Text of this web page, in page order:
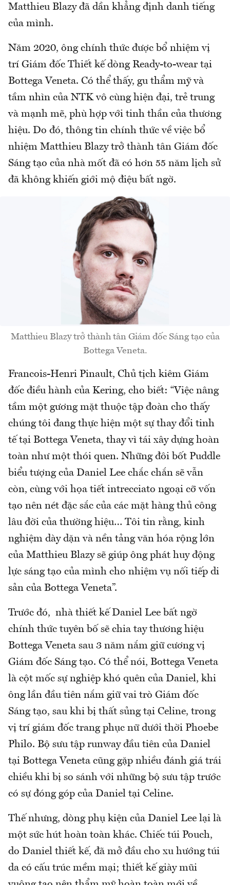
Matthieu Blazy đã dần khẳng định danh tiếng
của mình.
Năm 2020, ông chính thức được bổ nhiệm vị
trí Giám đốc Thiết kế dòng Ready-to-wear tại
Bottega Veneta. Có thể thấy, gu thẩm mỹ và
tầm nhìn của NTK vô cùng hiện đại, trẻ trung
và mạnh mẽ, phù hợp với tinh thần của thương
hiệu. Do đó, thông tin chính thức về việc bổ
nhiệm Matthieu Blazy trở thành tân Giám đốc
Sáng tạo của nhà mốt đã có hơn 55 năm lịch sử
đã không khiến giới mộ điệu bất ngờ.
Matthieu Blazy trở thành tân Giám đốc Sáng tạo của
Bottega Veneta.
Francois-Henri Pinault, Chủ tịch kiêm Giám
đốc điều hành của Kering, cho biết: “Việc nâng
tầm một gương mặt thuộc tập đoàn cho thấy
chúng tôi đang thực hiện một sự thay đổi tinh
tế tại Bottega Veneta, thay vì tái xây dựng hoàn
toàn như một thói quen. Những đôi bốt Puddle
biểu tượng của Daniel Lee chắc chắn sẽ vẫn
còn, cùng với họa tiết intrecciato ngoại cỡ vốn
tạo nên nét đặc sắc của các mặt hàng thủ công
lâu đời của thường hiệu… Tôi tin rằng, kinh
nghiệm dày dặn và nền tảng văn hóa rộng lớn
của Matthieu Blazy sẽ giúp ông phát huy động
lực sáng tạo của mình cho nhiệm vụ nối tiếp di
sản của Bottega Veneta”.
Trước đó, nhà thiết kế Daniel Lee bất ngờ
chính thức tuyên bố sẽ chia tay thương hiệu
Bottega Veneta sau 3 năm nắm giữ cương vị
Giám đốc Sáng tạo. Có thể nói, Bottega Veneta
là cột mốc sự nghiệp khó quên của Daniel, khi
ông lần đầu tiên nắm giữ vai trò Giám đốc
Sáng tạo, sau khi bị thất sủng tại Celine, trong
vị trí giám đốc trang phục nữ dưới thời Phoebe
Philo. Bộ sưu tập runway đầu tiên của Daniel
tại Bottega Veneta cũng gặp nhiều đánh giá trái
chiều khi bị so sánh với những bộ sưu tập trước
có sự đóng góp của Daniel tại Celine.
Thế nhưng, dòng phụ kiện của Daniel Lee lại là
một sức hút hoàn toàn khác. Chiếc túi Pouch,
do Daniel thiết kế, đã mở đầu cho xu hướng túi
da có cấu trúc mềm mại; thiết kế giày mũi